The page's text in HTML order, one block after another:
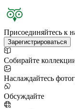
Присоединяйтесь к
Зарегистрироваться
Собирайте
Наслаждайтесь
Обсуждайте